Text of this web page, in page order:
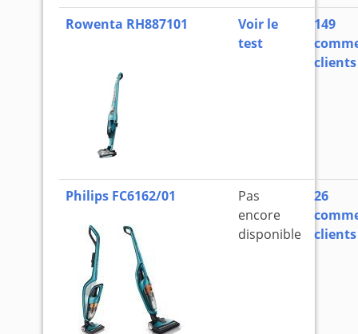
Rowenta RH887101
Voir le
test
149
clients
Philips FC6162/01
Pas
encore
disponible
26
clients